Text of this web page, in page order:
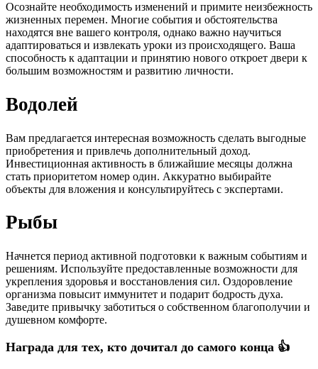
Осознайте необходимость изменений и примите неизбежность
жизненных перемен. Многие события и обстоятельства
находятся вне вашего контроля, однако важно научиться
адаптироваться и извлекать уроки из происходящего. Ваша
способность к адаптации и принятию нового откроет двери к
большим возможностям и развитию личности.
Водолей
Вам предлагается интересная возможность сделать выгодные
приобретения и привлечь дополнительный доход.
Инвестиционная активность в ближайшие месяцы должна
стать приоритетом номер один. Аккуратно выбирайте
объекты для вложения и консультируйтесь с экспертами.
Рыбы
Начнется период активной подготовки к важным событиям и
решениям. Используйте предоставленные возможности для
укрепления здоровья и восстановления сил. Оздоровление
организма повысит иммунитет и подарит бодрость духа.
Заведите привычку заботиться о собственном благополучии и
душевном комфорте.
Награда для тех, кто дочитал до самого конца 👍